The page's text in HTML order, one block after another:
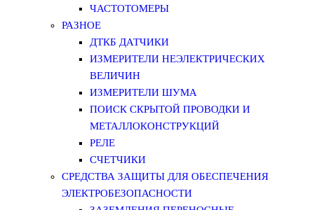
ЧАСТОТОМЕРЫ
РАЗНОЕ
ДТКБ ДАТЧИКИ
ИЗМЕРИТЕЛИ НЕЭЛЕКТРИЧЕСКИХ
ВЕЛИЧИН
ИЗМЕРИТЕЛИ ШУМА
ПОИСК СКРЫТОЙ ПРОВОДКИ И
МЕТАЛЛОКОНСТРУКЦИЙ
РЕЛЕ
СЧЕТЧИКИ
СРЕДСТВА ЗАЩИТЫ ДЛЯ ОБЕСПЕЧЕНИЯ
ЭЛЕКТРОБЕЗОПАСНОСТИ